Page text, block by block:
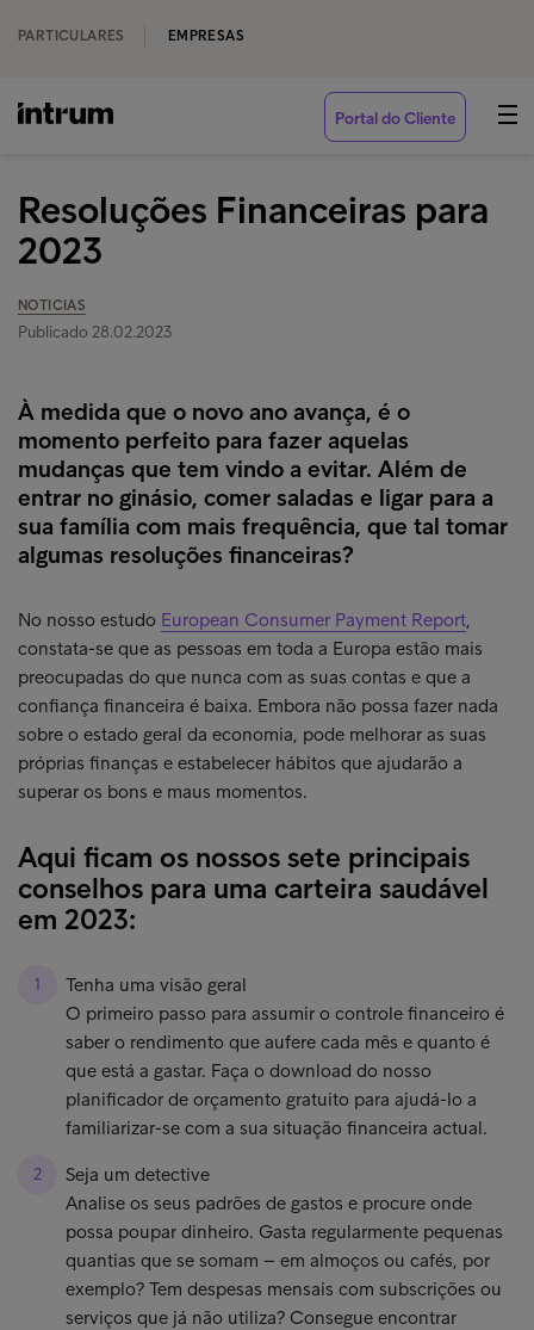
PARTICULARES EMPRESAS
Portal do Cliente
Resoluções Financeiras para
2023
NOTICIAS
Publicado 28.02.2023
À medida que o novo ano avança, é o
momento perfeito para fazer aquelas
mudanças que tem vindo a evitar. Além de
entrar no ginásio, comer saladas e ligar para a
sua família com mais frequência, que tal tomar
algumas resoluções financeiras?
No nosso estudo European Consumer Payment Report,
constata-se que as pessoas em toda a Europa estão mais
preocupadas do que nunca com as suas contas e que a
confiança financeira é baixa. Embora não possa fazer nada
sobre o estado geral da economia, pode melhorar as suas
próprias finanças e estabelecer hábitos que ajudarão a
superar os bons e maus momentos.
Aqui ficam os nossos sete principais
conselhos para uma carteira saudável
em 2023:
Tenha uma visão geral
O primeiro passo para assumir o controle financeiro é
saber o rendimento que aufere cada mês e quanto é
que está a gastar. Faça o download do nosso
planificador de orçamento gratuito para ajudá-lo a
familiarizar-se com a sua situação financeira actual.
Seja um detective
Analise os seus padrões de gastos e procure onde
possa poupar dinheiro. Gasta regularmente pequenas
quantias que se somam – em almoços ou cafés, por
exemplo? Tem despesas mensais com subscrições ou
serviços que já não utiliza? Consegue encontrar